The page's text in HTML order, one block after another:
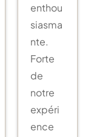
enthou
siasma
nte.
Forte
de
notre
expéri
ence